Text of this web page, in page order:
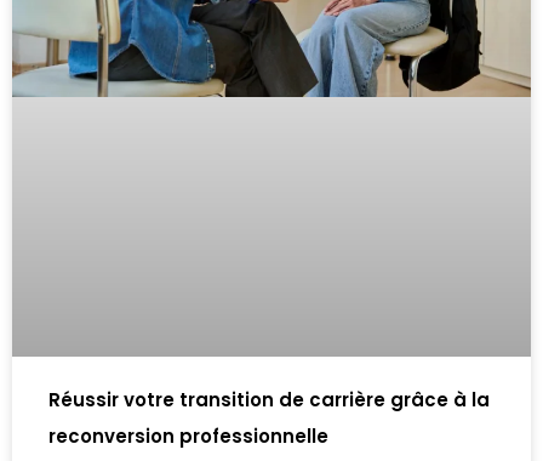
Réussir votre transition de carrière grâce à la
reconversion professionnelle